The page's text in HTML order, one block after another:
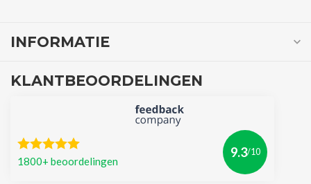
INFORMATIE
KLANTBEOORDELINGEN
1800+ beoordelingen
9.3/10